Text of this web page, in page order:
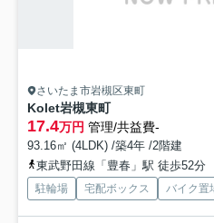
さいたま市岩槻区東町
Kolet岩槻東町
17.4万円 管理/共益費-
93.16㎡ (4LDK) /築4年 /2階建
東武野田線「豊春」駅 徒歩52分
駐輪場 宅配ボックス バイク置